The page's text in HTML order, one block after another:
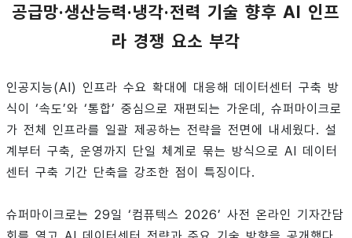
공급망·생산능력·냉각·전력 기술 향후 AI 인프
라 경쟁 요소 부각
인공지능(AI) 인프라 수요 확대에 대응해 데이터센터 구축 방
식이 ‘속도’와 ‘통합’ 중심으로 재편되는 가운데, 슈퍼마이크로
가 전체 인프라를 일괄 제공하는 전략을 전면에 내세웠다. 설
계부터 구축, 운영까지 단일 체계로 묶는 방식으로 AI 데이터
센터 구축 기간 단축을 강조한 점이 특징이다.
슈퍼마이크로는 29일 ‘컴퓨텍스 2026’ 사전 온라인 기자간담